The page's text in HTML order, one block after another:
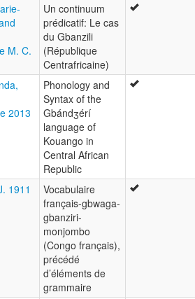
M. C.
Un continuum
prédicatif: Le cas
du Gbanzili
(République
Centrafricaine)
2013
Phonology and
Syntax of the
Gbándʒérí
language of
Kouango in
Central African
Republic
1911
Vocabulaire
français-gbwaga-
gbanziri-
monjombo
(Congo français),
précédé
d’éléments de
grammaire